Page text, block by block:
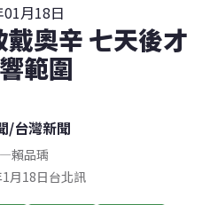
月18日
奧辛 七天後才
範圍
/台灣新聞
—賴品瑀
月18日台北訊